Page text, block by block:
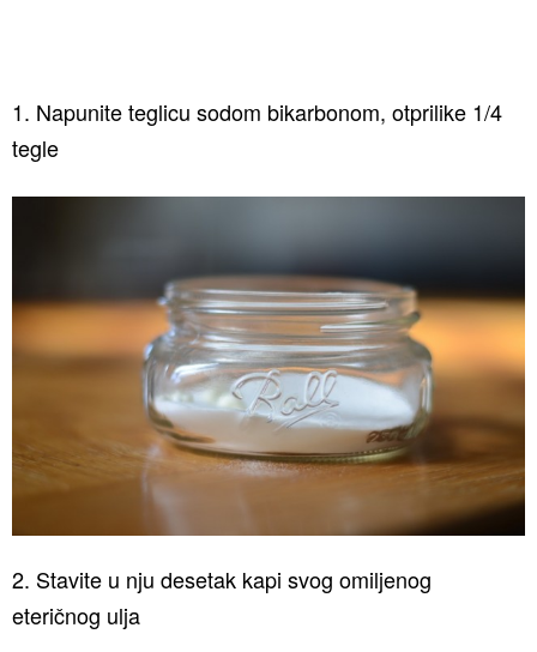
1. Napunite teglicu sodom bikarbonom, otprilike 1/4
tegle
2. Stavite u nju desetak kapi svog omiljenog
eteričnog ulja